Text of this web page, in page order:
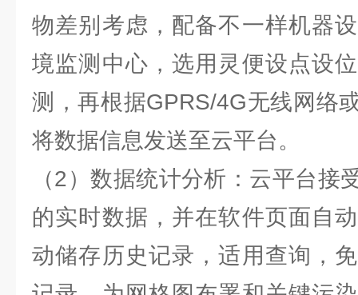
物差别考虑，配备不一样机器
境监测中心，选用灵便设点设
测，再根据GPRS/4G无线网络
将数据信息发送至云平台。
（2）数据统计分析：云平台接
的实时数据，并在软件页面自
动储存历史记录，适用查询，